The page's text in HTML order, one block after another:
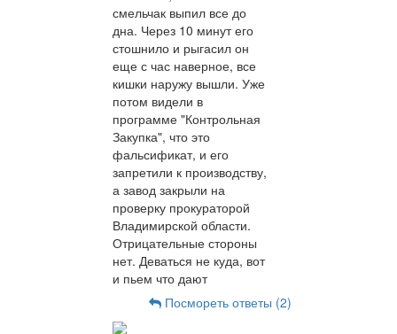
смельчак выпил все до
дна. Через 10 минут его
стошнило и рыгасил он
еще с час наверное, все
кишки наружу вышли. Уже
потом видели в
программе "Контрольная
Закупка", что это
фальсификат, и его
запретили к производству,
а завод закрыли на
проверку прокураторой
Владимирской области.
Отрицательные стороны
нет. Деваться не куда, вот
и пьем что дают
Посмореть ответы (2)